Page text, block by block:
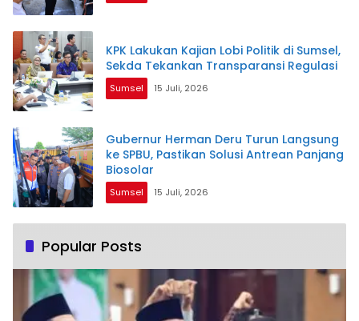
KPK Lakukan Kajian Lobi Politik di Sumsel,
Sekda Tekankan Transparansi Regulasi
Sumsel 15 Juli, 2026
Gubernur Herman Deru Turun Langsung
ke SPBU, Pastikan Solusi Antrean Panjang
Biosolar
Sumsel 15 Juli, 2026
Popular Posts